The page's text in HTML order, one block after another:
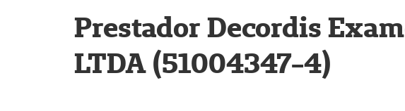
Prestador Decordis
LTDA (51004347-4)